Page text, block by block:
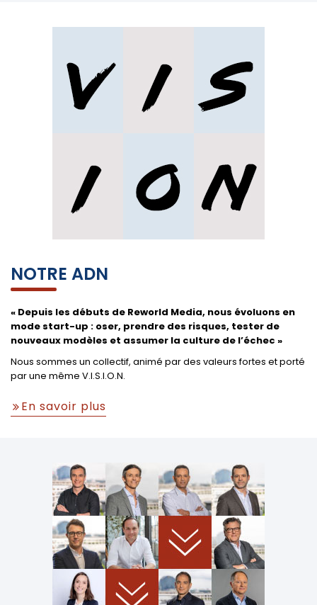
NOTRE ADN
« Depuis les débuts de Reworld Media, nous évoluons en
mode start-up : oser, prendre des risques, tester de
nouveaux modèles et assumer la culture de l’échec »
Nous sommes un collectif, animé par des valeurs fortes et porté
par une même V.I.S.I.O.N.
En savoir plus